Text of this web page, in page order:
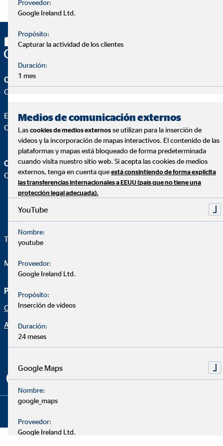
OVB Allfinanz España S.A.
Oficina |
Edgar Aguado Martín
Coordinador de Zona para OVB
OVB Allfinanz España S.A.
Oficina |
Telefon: +34 630 678 423
Mail:edgar.aguado@ovb.es
Página de asesoramiento
Oportunidad profesional
Aviso legal
Copyright © 2026 by OVB Allfinanz España S.A. | All Rights
Proveedor:
Google Ireland Ltd.
Propósito:
Capturar la actividad de los clientes
Duración:
1 mes
Medios de comunicación externos
Las cookies de medios externos se utilizan para la inserción de
videos y la incorporación de mapas interactivos. El contenido de las
plataformas y mapas está bloqueado de forma predeterminada
cuando visita nuestro sitio web. Si acepta las cookies de medios
externos, tenga en cuenta que está consintiendo de forma explícita
las transferencias internacionales a EEUU (país que no tiene una
protección legal adecuada).
YouTube
Nombre:
youtube
Proveedor:
Google Ireland Ltd.
Propósito:
Inserción de vídeos
Duración:
24 meses
Google Maps
Nombre:
google_maps
Proveedor:
Google Ireland Ltd.